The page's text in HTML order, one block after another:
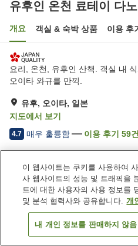
유후인 온천 료테이 다
개요 객실 & 숙박 상품 이용 후기
요리, 온천, 유후인 산책. 객실 내
오이타 와규를 만끽.
유후, 오이타, 일본
지도에서 보기
4.7 매우 훌륭함 이용 후기 59건
숙소 편의 시설/서비스
주차장
대욕장
일본 오이타 유후 유
객실
이 웹사이트는 쿠키를 사용하여
사 웹사이트의 성능 및 트래픽을
트에 대한 사용자의 사용 정보를
및 분석 협력사와 공유합니다. 개
내 개인 정보를 판매하지 않음